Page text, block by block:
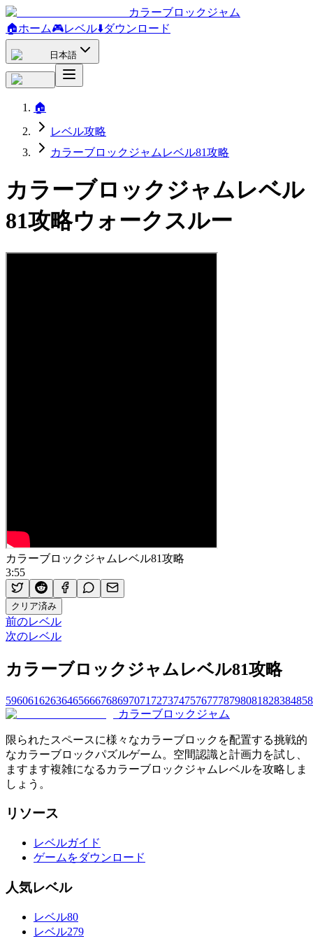
カラーブロックジャム
🏠ホーム🎮レベル⬇️ダウンロード
日本語
🏠
レベル攻略
カラーブロックジャムレベル81攻略
カラーブロックジャムレベル
81攻略ウォークスルー
カラーブロックジャムレベル81攻略
3:55
クリア済み
前のレベル
次のレベル
カラーブロックジャムレベル81攻略
59606162636465666768697071 7273747576777879808182838485
カラーブロックジャム
限られたスペースに様々なカラーブロックを配置する挑戦的
なカラーブロックパズルゲーム。空間認識と計画力を試し、
ますます複雑になるカラーブロックジャムレベルを攻略しま
しょう。
リソース
レベルガイド
ゲームをダウンロード
人気レベル
レベル80
レベル279